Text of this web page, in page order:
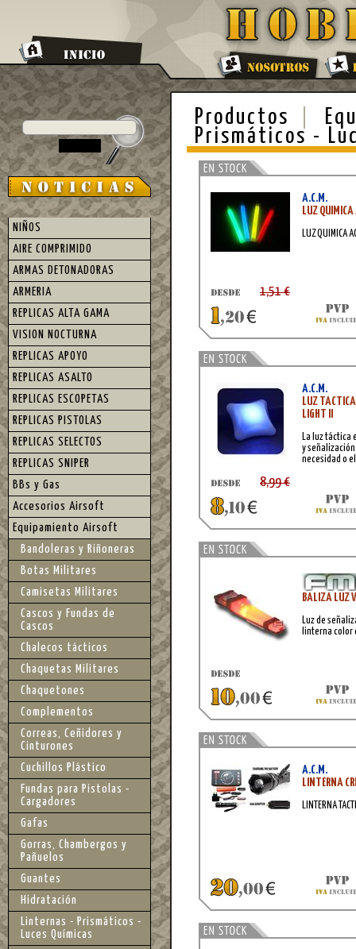
Productos
Prismáticos -
A.C.M.
LUZ
LUZ QUIMICA
1,51 €
A.C.M.
LUZ
LIGHT II
La luz táctica
y
necesidad o
8,99 €
BALIZA LUZ
Luz de
linterna color
A.C.M.
LINTERNA
LINTERNA
NIÑOS
AIRE COMPRIMIDO
ARMAS DETONADORAS
ARMERIA
REPLICAS ALTA GAMA
VISION NOCTURNA
REPLICAS APOYO
REPLICAS ASALTO
REPLICAS ESCOPETAS
REPLICAS PISTOLAS
REPLICAS SELECTOS
REPLICAS SNIPER
BBs y Gas
Accesorios Airsoft
Equipamiento Airsoft
Bandoleras y Riñoneras
Botas Militares
Camisetas Militares
Cascos y Fundas de
Cascos
Chalecos tácticos
Chaquetas Militares
Chaquetones
Complementos
Correas, Ceñidores y
Cinturones
Cuchillos Plástico
Fundas para Pistolas -
Cargadores
Gafas
Gorras, Chambergos y
Pañuelos
Guantes
Hidratación
Linternas - Prismáticos -
Luces Químicas